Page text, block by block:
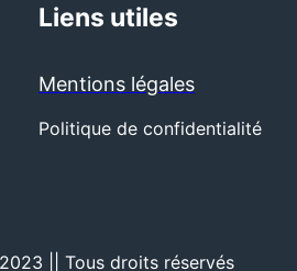
Liens utiles
Mentions légales
Politique de confidentialité
|| Tous droits réservés